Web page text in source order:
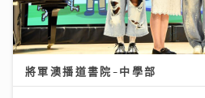
將軍澳播道書院-中學部